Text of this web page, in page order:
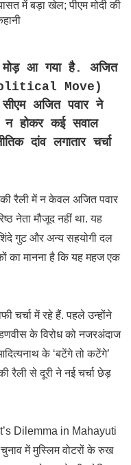
मोड़ आ गया है. अजित
Move)
अजित पवार ने
न होकर कई सवाल
दांव लगातार चर्चा
की रैली में न केवल अजित पवार
नेता मौजूद नहीं था. यह
गुट और अन्य सहयोगी दल
का मानना है कि यह महज एक
चर्चा में रहे हैं. पहले उन्होंने
के विरोध को नजरअंदाज
के ‘बटेंगे तो कटेंगे’
रैली से दूरी ने नई चर्चा छेड़
Dilemma in Mahayuti
में मुस्लिम वोटरों के रुख